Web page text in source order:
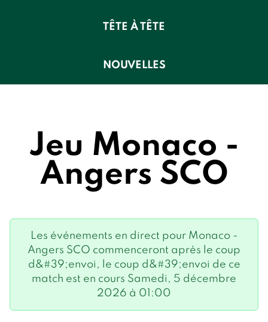
TÊTE À TÊTE
NOUVELLES
Jeu Monaco -
Angers SCO
Les événements en direct pour Monaco -
Angers SCO commenceront après le coup
d&#39;envoi, le coup d&#39;envoi de ce
match est en cours Samedi, 5 décembre
2026 à 01:00